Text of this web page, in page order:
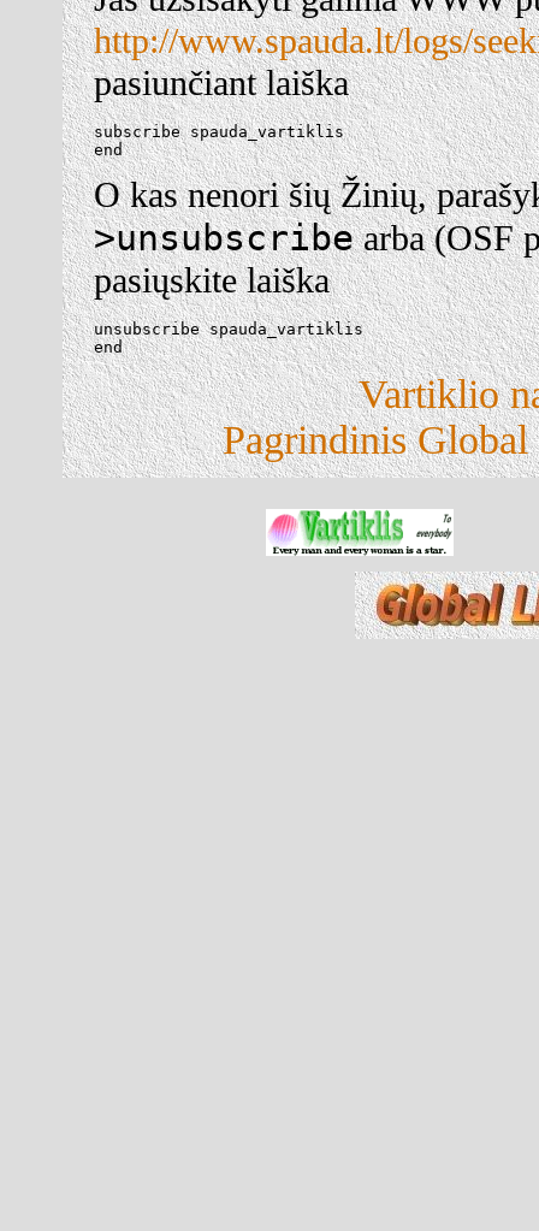
http://www.spauda.lt/logs/
pasiunčiant laiška
subscribe spauda_vartiklis
end
O kas nenori šių Žinių,
>unsubscribearba (OSF
pasiųskite laiška
unsubscribe spauda_vartiklis
end
Vartiklio
Pagrindinis